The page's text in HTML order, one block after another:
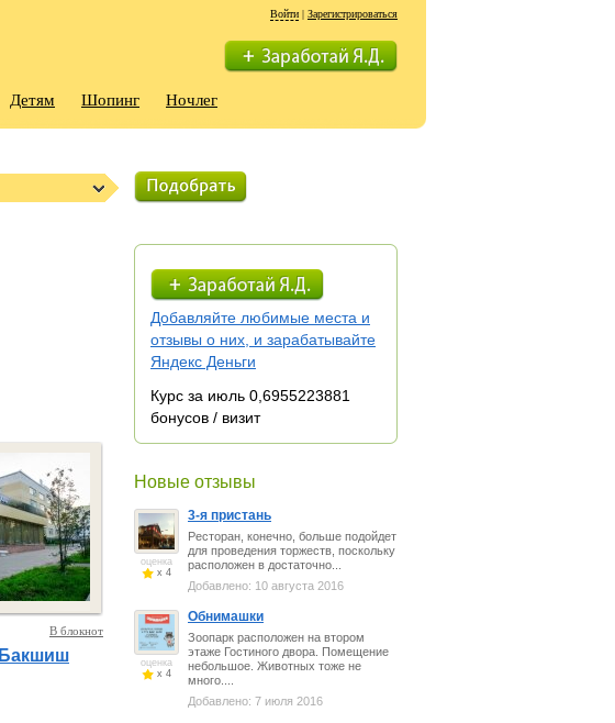
Войти | Зарегистрироваться
Детям Шопинг Ночлег
Добавляйте любимые места и
отзывы о них, и зарабатывайте
Яндекс Деньги
Курс за июль 0,6955223881
бонусов / визит
Новые отзывы
оценка
x 4
3-я пристань
Ресторан, конечно, больше подойдет
для проведения торжеств, поскольку
расположен в достаточно...
Добавлено: 10 августа 2016
оценка
x 4
Обнимашки
Зоопарк расположен на втором
этаже Гостиного двора. Помещение
небольшое. Животных тоже не
много....
Добавлено: 7 июля 2016
В блокнот
Бакшиш